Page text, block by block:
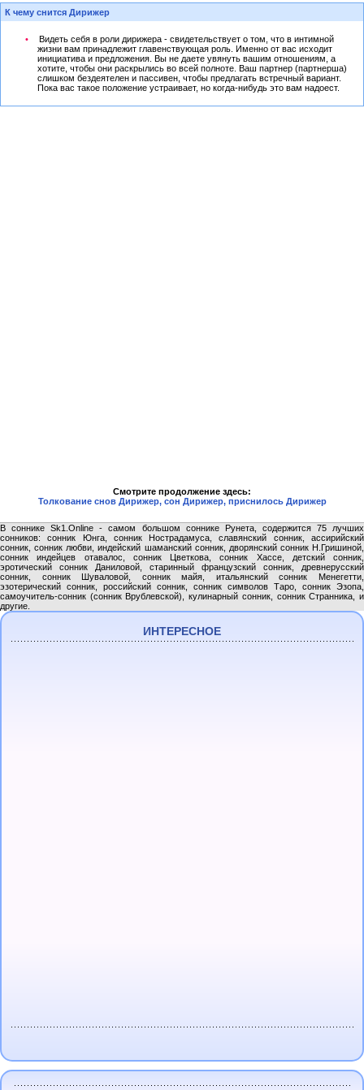
К чему снится Дирижер
Видеть себя в роли дирижера - свидетельствует о том, что в интимной
жизни вам принадлежит главенствующая роль. Именно от вас исходит
инициатива и предложения. Вы не даете увянуть вашим отношениям, а
хотите, чтобы они раскрылись во всей полноте. Ваш партнер (партнерша)
слишком бездеятелен и пассивен, чтобы предлагать встречный вариант.
Пока вас такое положение устраивает, но когда-нибудь это вам надоест.
Смотрите продолжение здесь:
Толкование снов Дирижер, сон Дирижер, приснилось Дирижер
В соннике Sk1.Online - самом большом соннике Рунета, содержится 75 лучших
сонников: сонник Юнга, сонник Нострадамуса, славянский сонник, ассирийский
сонник, сонник любви, индейский шаманский сонник, дворянский сонник Н.Гришиной,
сонник индейцев отавалос, сонник Цветкова, сонник Хассе, детский сонник,
эротический сонник Даниловой, старинный французский сонник, древнерусский
сонник, сонник Шуваловой, сонник майя, итальянский сонник Менегетти,
эзотерический сонник, российский сонник, сонник символов Таро, сонник Эзопа,
самоучитель-сонник (сонник Врублевской), кулинарный сонник, сонник Странника, и
другие.
ИНТЕРЕСНОЕ